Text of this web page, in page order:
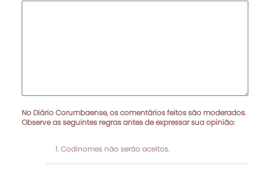
No Diário Corumbaense, os comentários feitos são moderados.
Observe as seguintes regras antes de expressar sua opinião:
Codinomes não serão aceitos.